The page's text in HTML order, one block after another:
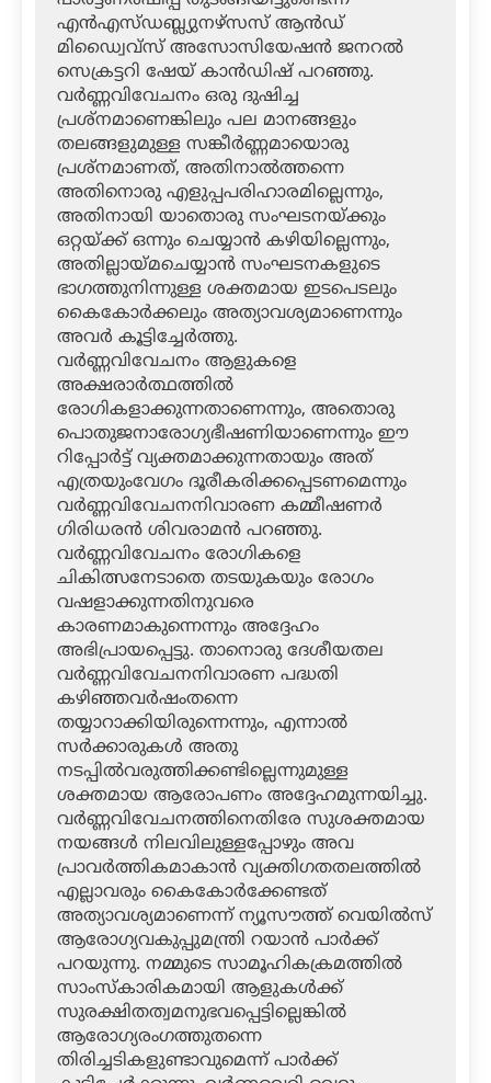
എന്‍എസ്ഡബ്ല്യുനഴ്‌സസ് ആന്‍ഡ്
മിഡ്വൈവ്‌സ് അസോസിയേഷന്‍ ജനറല്‍
സെക്രട്ടറി ഷേയ് കാന്‍ഡിഷ് പറഞ്ഞു.
വര്‍ണ്ണവിവേചനം ഒരു ദുഷിച്ച
പ്രശ്‌നമാണെങ്കിലും പല മാനങ്ങളും
തലങ്ങളുമുള്ള സങ്കീര്‍ണ്ണമായൊരു
പ്രശ്‌നമാണത്, അതിനാല്‍ത്തന്നെ
അതിനൊരു എളുപ്പപരിഹാരമില്ലെന്നും,
അതിനായി യാതൊരു സംഘടനയ്ക്കും
ഒറ്റയ്ക്ക് ഒന്നും ചെയ്യാന്‍ കഴിയില്ലെന്നും,
അതില്ലായ്മചെയ്യാന്‍ സംഘടനകളുടെ
ഭാഗത്തുനിന്നുള്ള ശക്തമായ ഇടപെടലും
കൈകോര്‍ക്കലും അത്യാവശ്യമാണെന്നും
അവര്‍ കൂട്ടിച്ചേര്‍ത്തു.
വര്‍ണ്ണവിവേചനം ആളുകളെ
അക്ഷരാര്‍ത്ഥത്തില്‍
രോഗികളാക്കുന്നതാണെന്നും, അതൊരു
പൊതുജനാരോഗ്യഭീഷണിയാണെന്നും ഈ
റിപ്പോര്‍ട്ട് വ്യക്തമാക്കുന്നതായും അത്
എത്രയുംവേഗം ദൂരീകരിക്കപ്പെടണമെന്നും
വര്‍ണ്ണവിവേചനനിവാരണ കമ്മീഷണര്‍
ഗിരിധരന്‍ ശിവരാമന്‍ പറഞ്ഞു.
വര്‍ണ്ണവിവേചനം രോഗികളെ
ചികിത്സനേടാതെ തടയുകയും രോഗം
വഷളാക്കുന്നതിനുവരെ
കാരണമാകുന്നെന്നും അദ്ദേഹം
അഭിപ്രായപ്പെട്ടു. താനൊരു ദേശീയതല
വര്‍ണ്ണവിവേചനനിവാരണ പദ്ധതി
കഴിഞ്ഞവര്‍ഷംതന്നെ
തയ്യാറാക്കിയിരുന്നെന്നും, എന്നാല്‍
സര്‍ക്കാരുകള്‍ അതു
നടപ്പില്‍വരുത്തിക്കണ്ടില്ലെന്നുമുള്ള
ശക്തമായ ആരോപണം അദ്ദേഹമുന്നയിച്ചു.
വര്‍ണ്ണവിവേചനത്തിനെതിരേ സുശക്തമായ
നയങ്ങള്‍ നിലവിലുള്ളപ്പോഴും അവ
പ്രാവര്‍ത്തികമാകാന്‍ വ്യക്തിഗതതലത്തില്‍
എല്ലാവരും കൈകോര്‍ക്കേണ്ടത്
അത്യാവശ്യമാണെന്ന് ന്യൂസൗത്ത് വെയില്‍സ്
ആരോഗ്യവകുപ്പുമന്ത്രി റയാന്‍ പാര്‍ക്ക്
പറയുന്നു. നമ്മുടെ സാമൂഹികക്രമത്തില്‍
സാംസ്‌കാരികമായി ആളുകള്‍ക്ക്
സുരക്ഷിതത്വമനുഭവപ്പെട്ടില്ലെങ്കില്‍
ആരോഗ്യരംഗത്തുതന്നെ
തിരിച്ചടികളുണ്ടാവുമെന്ന് പാര്‍ക്ക്